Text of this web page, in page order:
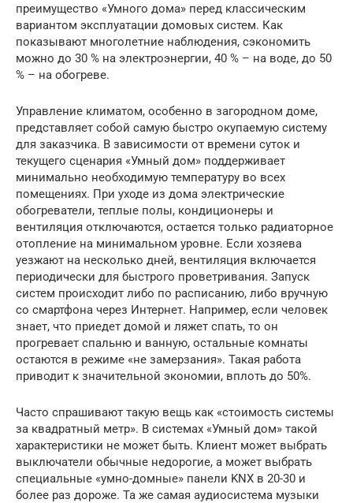
преимущество «Умного дома» перед классическим
вариантом эксплуатации домовых систем. Как
показывают многолетние наблюдения, сэкономить
можно до 30 % на электроэнергии, 40 % – на воде, до 50
% – на обогреве.
Управление климатом, особенно в загородном доме,
представляет собой самую быстро окупаемую систему
для заказчика. В зависимости от времени суток и
текущего сценария «Умный дом» поддерживает
минимально необходимую температуру во всех
помещениях. При уходе из дома электрические
обогреватели, теплые полы, кондиционеры и
вентиляция отключаются, остается только радиаторное
отопление на минимальном уровне. Если хозяева
уезжают на несколько дней, вентиляция включается
периодически для быстрого проветривания. Запуск
систем происходит либо по расписанию, либо вручную
со смартфона через Интернет. Например, если человек
знает, что приедет домой и ляжет спать, то он
прогревает спальню и ванную, остальные комнаты
остаются в режиме «не замерзания». Такая работа
приводит к значительной экономии, вплоть до 50%.
Часто спрашивают такую вещь как «стоимость системы
за квадратный метр». В системах «Умный дом» такой
характеристики не может быть. Клиент может выбрать
выключатели обычные недорогие, а может выбрать
специальные «умно-домные» панели KNX в 20-30 и
более раз дороже. Та же самая аудиосистема музыки